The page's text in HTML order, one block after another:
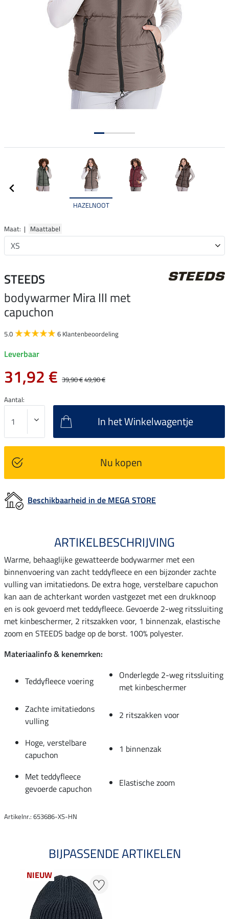
HAZELNOOT
Maat: | Maattabel
STEEDS
bodywarmer Mira III met
capuchon
5.0 6 Klantenbeoordeling
Leverbaar
31,92 € 39,90 €49,90 €
Aantal:
In het Winkelwagentje
Nu kopen
Beschikbaarheid in de MEGA STORE
ARTIKELBESCHRIJVING
Warme, behaaglijke gewatteerde bodywarmer met een
binnenvoering van zacht teddyfleece en een bijzonder zachte
vulling van imitatiedons. De extra hoge, verstelbare capuchon
kan aan de achterkant worden vastgezet met een drukknoop
en is ook gevoerd met teddyfleece. Gevoerde 2-weg ritssluiting
met kinbeschermer, 2 ritszakken voor, 1 binnenzak, elastische
zoom en STEEDS badge op de borst. 100% polyester.
Materiaalinfo & kenemrken:
Teddyfleece voering
Onderlegde 2-weg ritssluiting
met kinbeschermer
Zachte imitatiedons
vulling
2 ritszakken voor
Hoge, verstelbare
capuchon
1 binnenzak
Met teddyfleece
gevoerde capuchon
Elastische zoom
Artikelnr.: 653686-XS-HN
BIJPASSENDE ARTIKELEN
NIEUW